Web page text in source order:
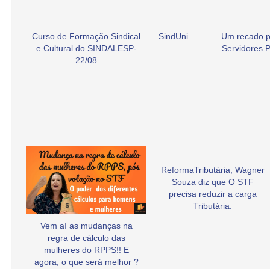
Curso de Formação Sindical
e Cultural do SINDALESP-
22/08
SindUni
Um recado
Servidores
Vem aí as mudanças na
regra de cálculo das
mulheres do RPPS!! E
agora, o que será melhor ?
ReformaTributária, Wagner
Souza diz que O STF
precisa reduzir a carga
Tributária.